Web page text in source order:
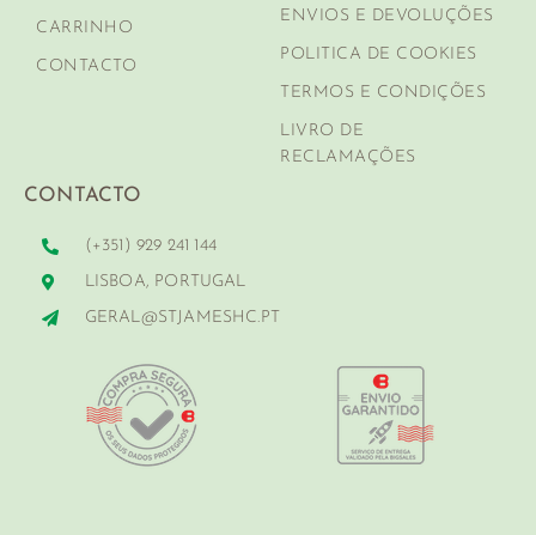
CARRINHO
CONTACTO
ENVIOS E DEVOLUÇÕES
POLITICA DE COOKIES
TERMOS E CONDIÇÕES
LIVRO DE
RECLAMAÇÕES
CONTACTO
(+351) 929 241 144
LISBOA, PORTUGAL
GERAL@STJAMESHC.PT